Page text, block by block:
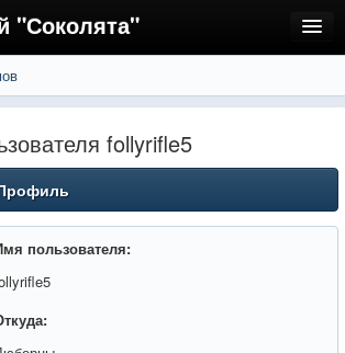
"Соколята"
follyrifle5
пользователя: